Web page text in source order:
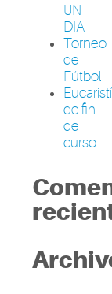
UN
DIA
Torneo
de
Fútbol
de fin
de
curso